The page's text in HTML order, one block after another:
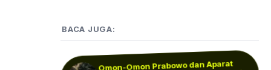
BACA JUGA:
Omon-Omon Prabowo dan Aparat